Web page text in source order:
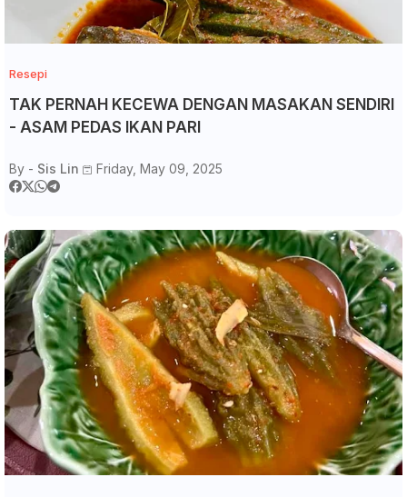
Resepi
TAK PERNAH KECEWA DENGAN MASAKAN SENDIRI
- ASAM PEDAS IKAN PARI
By - Sis Lin Friday, May 09, 2025